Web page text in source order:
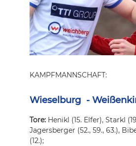
KAMPFMANNSCHAFT:
Wieselburg -
Tore: Henikl (15. Elfer), Starkl
Jagersberger (52., 59., 63.),
(12.);